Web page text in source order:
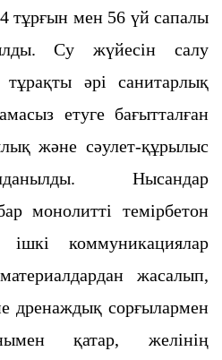
тұрғын мен 56 үй сапалы
Су жүйесін салу
әрі санитарлық
етуге бағытталған
және сәулет-құрылыс
Нысандар
монолитті темірбетон
ішкі коммуникациялар
жасалып,
дренаждық сорғылармен
қатар, желінің